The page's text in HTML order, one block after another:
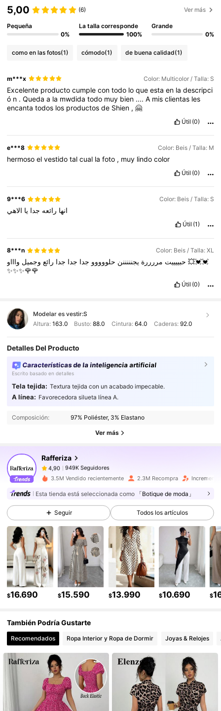
5,00 (6) Ver más
Pequeña
0%
La talla corresponde
100%
Grande
0%
como en las fotos(1) cómodo(1) de buena calidad(1)
m***x Color: Multicolor / Talla: S
Excelente productocumplecontodo loqueestaen ladescripci
ó n .Quedaa la mwdidatodo muy bien ....A misclientas les
encantatodos los productosde Shien ,🤗
Útil (0)
e***8 Color: Beis / Talla: M
hermosoelvestidotalcual lafoto , muy lindocolor
Útil (0)
9***6 Color: Beis / Talla: S
انها رائعه جدا يا الاهي
Útil (1)
8***n Color: Beis / Talla: XL
حبييييت مررررة يجنننننن حلووووو جدا جدا جدا رائع وجميل واااو💥💓💓
✨✨✨🌹🌹
Útil (0)
Modelar es vestir:S
Altura: 163.0 Busto:88.0 Cintura: 64.0 Caderas: 92.0
Detalles Del Producto
Características de la inteligencia artificial
Escrito basado en detalles
Tela tejida: Textura tejida con un acabado impecable.
A línea: Favorecedora silueta línea A.
Composición: 97% Poliéster, 3% Elastano
Ver más
Rafferiza
4,90 949K Seguidores
949K Seguidores
949K Seguidores
g***apagóHace 1 día
4,90 949K Seguidores
4,90 949K Seguidores
4,90 949K Seguidores
4,90 949K Seguidores
4,90 949K Seguidores
4,90 949K Seguidores
3.5M Vendido recientemente 2.3M Recompra
Esta tienda está seleccionada como 「Botique de moda」
Seguir Todos los artículos
$16.690 $15.590 $13.990 $10.690 $
También Podría Gustarte
Recomendados Ropa Interior y Ropa de Dormir Joyas & Relojes